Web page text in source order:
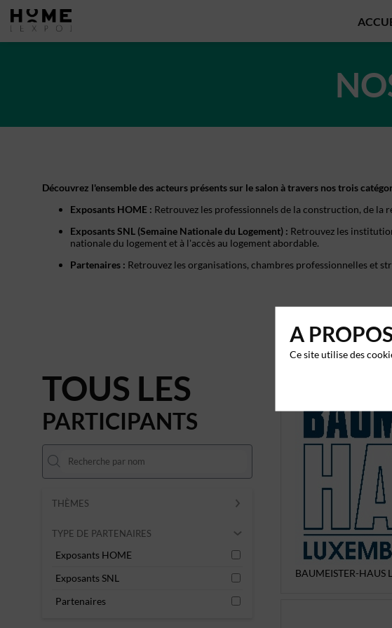
Découvrez l'ensemble des acteurs présents sur le salon à travers nos trois
Exposants HOME : Retrouvez les professionnels de la construction, de la
Exposants SNL (Semaine Nationale du Logement) : Retrouvez les
nationale du logement et à l'accès au logement abordable.
Partenaires : Retrouvez les organisations, chambres professionnelles et
TOUS LES
PARTICIPANTS
THÈMES
TYPE DE PARTENAIRES
Exposants HOME
Exposants SNL
Partenaires
BAUMEISTER-HAUS
A
Ce site utilise des